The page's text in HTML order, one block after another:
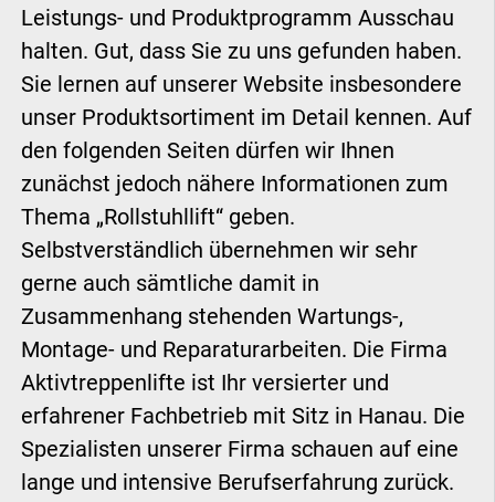
Leistungs- und Produktprogramm Ausschau
halten. Gut, dass Sie zu uns gefunden haben.
Sie lernen auf unserer Website insbesondere
unser Produktsortiment im Detail kennen. Auf
den folgenden Seiten dürfen wir Ihnen
zunächst jedoch nähere Informationen zum
Thema „Rollstuhllift“ geben.
Selbstverständlich übernehmen wir sehr
gerne auch sämtliche damit in
Zusammenhang stehenden Wartungs-,
Montage- und Reparaturarbeiten. Die Firma
Aktivtreppenlifte ist Ihr versierter und
erfahrener Fachbetrieb mit Sitz in Hanau. Die
Spezialisten unserer Firma schauen auf eine
lange und intensive Berufserfahrung zurück.